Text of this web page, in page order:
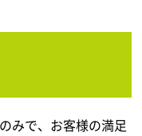
みで、お客様の満足